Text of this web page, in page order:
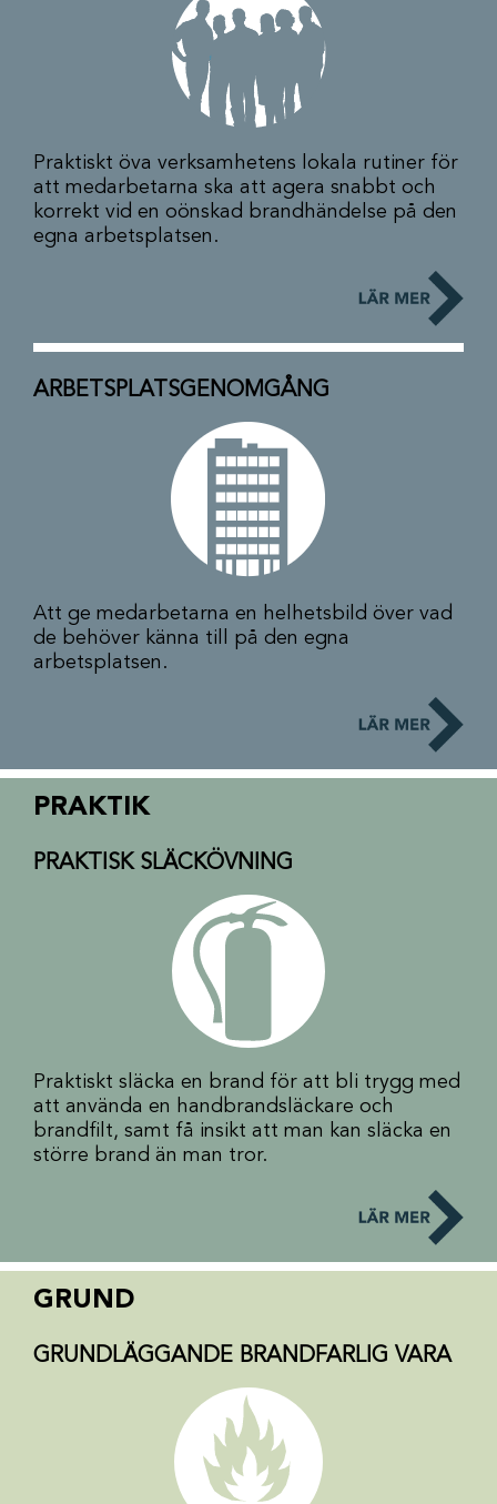
Praktiskt öva verksamhetens lokala rutiner för
att medarbetarna ska att agera snabbt och
korrekt vid en oönskad brandhändelse på den
egna arbetsplatsen.
ARBETSPLATSGENOMGÅNG
Att ge medarbetarna en helhetsbild över vad
de behöver känna till på den egna
arbetsplatsen.
PRAKTIK
PRAKTISK SLÄCKÖVNING
Praktiskt släcka en brand för att bli trygg med
att använda en handbrandsläckare och
brandfilt, samt få insikt att man kan släcka en
större brand än man tror.
GRUND
GRUNDLÄGGANDE BRANDFARLIG VARA